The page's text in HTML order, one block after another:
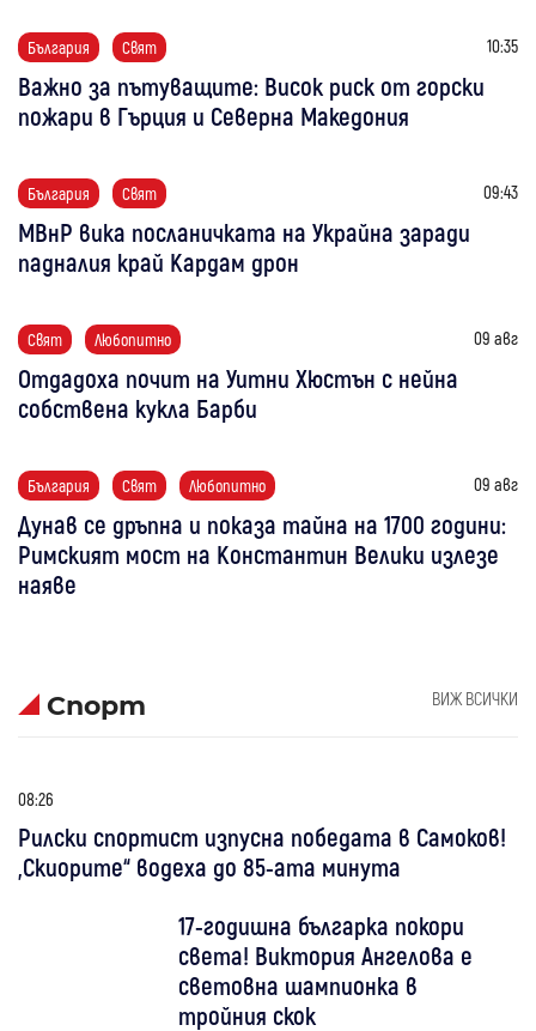
България Свят 10:35
Важно за пътуващите: Висок риск от горски
пожари в Гърция и Северна Македония
България Свят 09:43
МВнР вика посланичката на Украйна заради
падналия край Кардам дрон
Свят Любопитно 09 авг
Отдадоха почит на Уитни Хюстън с нейна
собствена кукла Барби
България Свят Любопитно 09 авг
Дунав се дръпна и показа тайна на 1700 години:
Римският мост на Константин Велики излезе
наяве
Спорт ВИЖ ВСИЧКИ
08:26
Рилски спортист изпусна победата в Самоков!
„Скиорите“ водеха до 85-ата минута
17-годишна българка покори
света! Виктория Ангелова е
световна шампионка в
тройния скок